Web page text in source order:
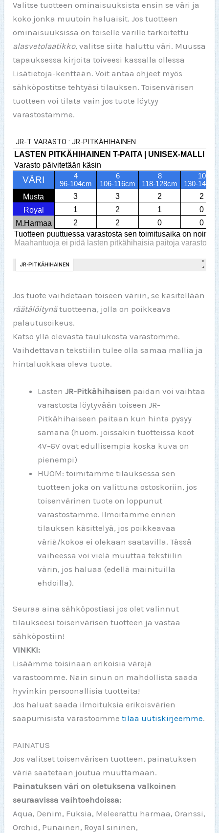
Valitse tuotteen ominaisuuksista ensin se väri ja
koko jonka muutoin haluaisit. Jos tuotteen
ominaisuuksissa on toiselle värille tarkoitettu
alasvetolaatikko, valitse siitä haluttu väri. Muussa
tapauksessa kirjoita toiveesi kassalla ollessa
Lisätietoja-kenttään. Voit antaa ohjeet myös
sähköpostitse tehtyäsi tilauksen. Toisenvärisen
tuotteen voi tilata vain jos tuote löytyy
varastostamme.
Jos tuote vaihdetaan toiseen väriin, se käsitellään
räätälöitynätuotteena, jolla on poikkeava
palautusoikeus.
Katso yllä olevasta taulukosta varastomme.
Vaihdettavan tekstiilin tulee olla samaa mallia ja
hintaluokkaa oleva tuote.
LastenJR-Pitkähihaisen paidan voi vaihtaa
varastosta löytyvään toiseen JR-
Pitkähihaiseen paitaan kun hinta pysyy
samana (huom. joissakin tuotteissa koot
4V-6V ovat edullisempia koska kuva on
pienempi)
HUOM: toimitamme tilauksessa sen
tuotteen joka on valittuna ostoskoriin, jos
toisenvärinen tuote on loppunut
varastostamme. Ilmoitamme ennen
tilauksen käsittelyä, jos poikkeavaa
väriä/kokoa ei olekaan saatavilla. Tässä
vaiheessa voi vielä muuttaa tekstiilin
värin, jos haluaa (edellä mainituilla
ehdoilla).
Seuraa aina sähköpostiasi jos olet valinnut
tilaukseesi toisenvärisen tuotteen ja vastaa
sähköpostiin!
VINKKI:
Lisäämme toisinaan erikoisia värejä
varastoomme. Näin sinun on mahdollista saada
hyvinkin persoonallisia tuotteita!
Jos haluat saada ilmoituksia erikoisvärien
saapumisista varastoommetilaa uutiskirjeemme.
PAINATUS
Jos valitset toisenvärisen tuotteen, painatuksen
väriä saatetaan joutua muuttamaan.
Painatuksen väri on oletuksena valkoinen
seuraavissa vaihtoehdoissa:
Aqua, Denim, Fuksia, Meleerattu harmaa, Oranssi,
Orchid, Punainen, Royal sininen,